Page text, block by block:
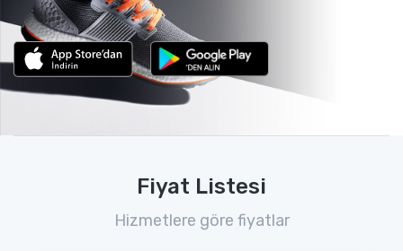
Fiyat Listesi
Hizmetlere göre fiyatlar